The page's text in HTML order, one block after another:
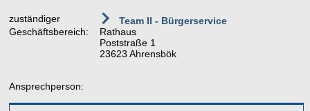
zuständiger
Geschäftsbereich:
Team II - Bürgerservice
Rathaus
Poststraße 1
23623 Ahrensbök
Ansprechperson: